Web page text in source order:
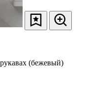
(бежевый)